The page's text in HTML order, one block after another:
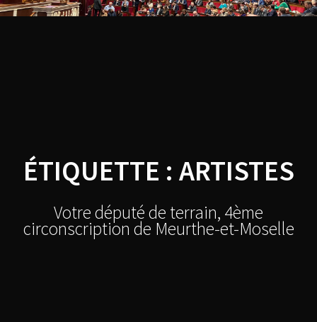
Skip
ÉTIQUETTE : ARTISTES
Votre député de terrain, 4ème
circonscription de Meurthe-et-Moselle